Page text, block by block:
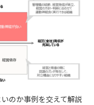
のか事例を交えて解説